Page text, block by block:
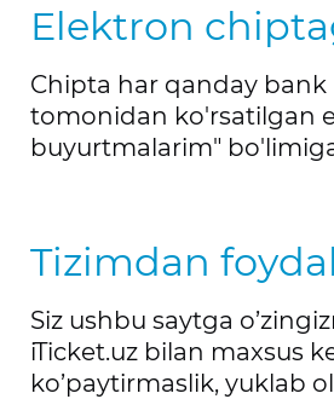
Elektron
Chipta har qanday
tomonidan ko'rsatilgan
buyurtmalarim"
Tizimdan
Siz ushbu saytga
iTicket.uz bilan maxsus
ko’paytirmaslik, yuklab